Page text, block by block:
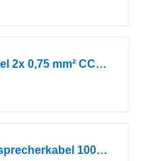
Lautsprecherkabel 2x 0,75 mm² CCA Litze, Boxenkabel, 25 m, Rot/Schwarz
DCSk BLca Lautsprecherkabel 100m 2x2,5mm² CCA Boxenkabel Meterware transparent für Lautsprecher HiFi Heimkino Surround - isoliert mit Polaritätskennzeichnung